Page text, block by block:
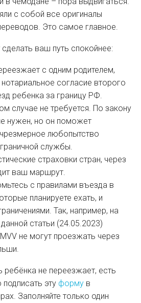
с собой все оригиналы
Это самое главное.
ваш путь спокойнее:
с одним родителем,
согласие второго
ребенка за границу РФ.
случае не требуется. По закону
нужен, но он поможет
любопытство
службы.
страховки стран, через
ваш маршрут.
с правилами въезда в
планируете ехать, и
Так, например, на
статьи (24.05.2023)
не могут проезжать через
ребёнка не переезжает, есть
эту форму в
Заполняйте только один